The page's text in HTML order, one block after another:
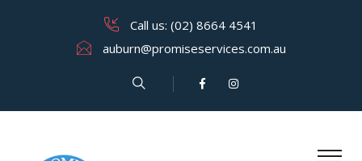
Call us: (02) 8664 4541
auburn@promiseservices.com.​au